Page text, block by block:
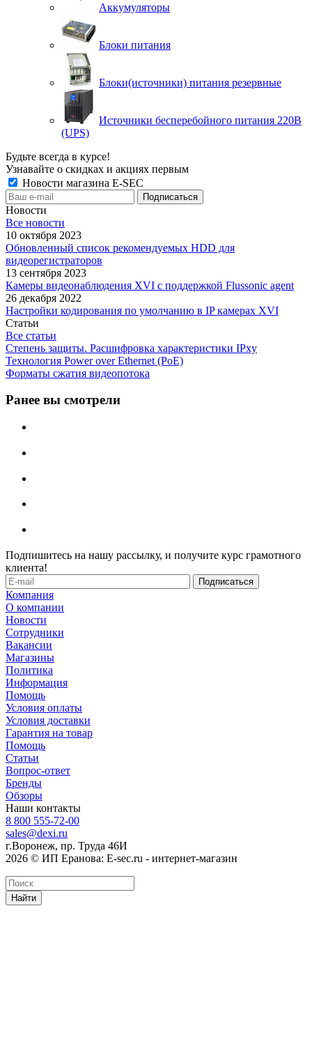
Аккумуляторы
Блоки питания
Блоки(источники) питания резервные
Источники бесперебойного питания 220В
(UPS)
Будьте всегда в курсе!
Узнавайте о скидках и акциях первым
Новости магазина E-SEC
Новости
Все новости
10 октября 2023
Обновленный список рекомендуемых HDD для
видеорегистраторов
13 сентября 2023
Камеры видеонаблюдения XVI с поддержкой Flussonic agent
26 декабря 2022
Настройки кодирования по умолчанию в IP камерах XVI
Статьи
Все статьи
Степень защиты. Расшифровка характеристики IPxу
Технология Power over Ethernet (PoE)
Форматы сжатия видеопотока
Ранее вы смотрели
Подпишитесь на нашу рассылку, и получите курс грамотного
клиента!
Компания
О компании
Новости
Сотрудники
Вакансии
Магазины
Политика
Информация
Помощь
Условия оплаты
Условия доставки
Гарантия на товар
Помощь
Статьи
Вопрос-ответ
Бренды
Обзоры
Наши контакты
8 800 555-72-00
sales@dexi.ru
г.Воронеж, пр. Труда 46И
2026 © ИП Еранова: E-sec.ru - интернет-магазин
Найти